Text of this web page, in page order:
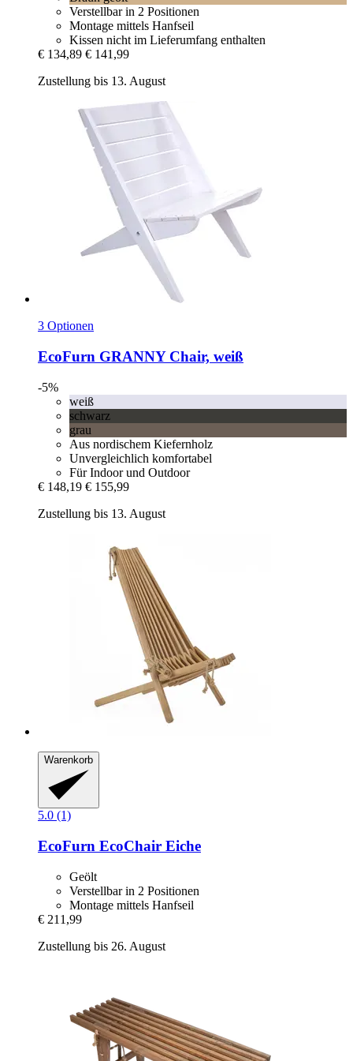
Verstellbar in 2 Positionen
Montage mittels Hanfseil
Kissen nicht im Lieferumfang enthalten
€ 134,89 € 141,99
Zustellung bis 13. August
3 Optionen
EcoFurn GRANNY Chair, weiß
-5%
weiß
schwarz
grau
Aus nordischem Kiefernholz
Unvergleichlich komfortabel
Für Indoor und Outdoor
€ 148,19 € 155,99
Zustellung bis 13. August
Warenkorb
5.0 (1)
EcoFurn EcoChair Eiche
Geölt
Verstellbar in 2 Positionen
Montage mittels Hanfseil
€ 211,99
Zustellung bis 26. August